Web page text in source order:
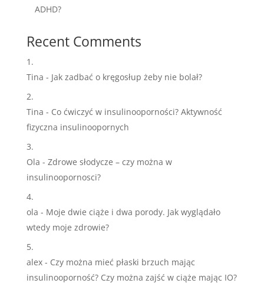
ADHD?
Recent Comments
Tina - Jak zadbać o kręgosłup żeby nie bolał?
Tina - Co ćwiczyć w insulinooporności? Aktywność
fizyczna insulinoopornych
Ola - Zdrowe słodycze – czy można w
insulinoopornosci?
ola - Moje dwie ciąże i dwa porody. Jak wyglądało
wtedy moje zdrowie?
alex- Czy można mieć płaski brzuch mając
insulinooporność? Czy można zajść w ciąże mając IO?